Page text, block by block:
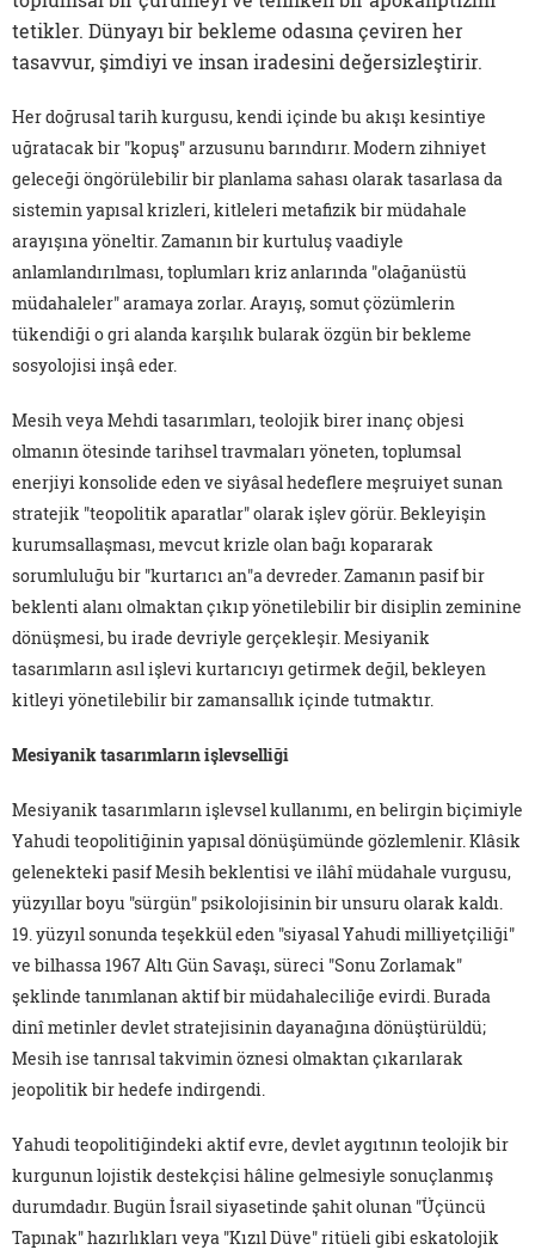
tetikler. Dünyayı bir bekleme odasına çeviren her
tasavvur, şimdiyi ve insan iradesini değersizleştirir.
Her doğrusal tarih kurgusu, kendi içinde bu akışı kesintiye
uğratacak bir "kopuş" arzusunu barındırır. Modern zihniyet
geleceği öngörülebilir bir planlama sahası olarak tasarlasa da
sistemin yapısal krizleri, kitleleri metafizik bir müdahale
arayışına yöneltir. Zamanın bir kurtuluş vaadiyle
anlamlandırılması, toplumları kriz anlarında "olağanüstü
müdahaleler" aramaya zorlar. Arayış, somut çözümlerin
tükendiği o gri alanda karşılık bularak özgün bir bekleme
sosyolojisi inşâ eder.
Mesih veya Mehdi tasarımları, teolojik birer inanç objesi
olmanın ötesinde tarihsel travmaları yöneten, toplumsal
enerjiyi konsolide eden ve siyâsal hedeflere meşruiyet sunan
stratejik "teopolitik aparatlar" olarak işlev görür. Bekleyişin
kurumsallaşması, mevcut krizle olan bağı kopararak
sorumluluğu bir "kurtarıcı an"a devreder. Zamanın pasif bir
beklenti alanı olmaktan çıkıp yönetilebilir bir disiplin zeminine
dönüşmesi, bu irade devriyle gerçekleşir. Mesiyanik
tasarımların asıl işlevi kurtarıcıyı getirmek değil, bekleyen
kitleyi yönetilebilir bir zamansallık içinde tutmaktır.
Mesiyanik tasarımların işlevselliği
Mesiyanik tasarımların işlevsel kullanımı, en belirgin biçimiyle
Yahudi teopolitiğinin yapısal dönüşümünde gözlemlenir. Klâsik
gelenekteki pasif Mesih beklentisi ve ilâhî müdahale vurgusu,
yüzyıllar boyu "sürgün" psikolojisinin bir unsuru olarak kaldı.
19. yüzyıl sonunda teşekkül eden "siyasal Yahudi milliyetçiliği"
ve bilhassa 1967 Altı Gün Savaşı, süreci "Sonu Zorlamak"
şeklinde tanımlanan aktif bir müdahaleciliğe evirdi. Burada
dinî metinler devlet stratejisinin dayanağına dönüştürüldü;
Mesih ise tanrısal takvimin öznesi olmaktan çıkarılarak
jeopolitik bir hedefe indirgendi.
Yahudi teopolitiğindeki aktif evre, devlet aygıtının teolojik bir
kurgunun lojistik destekçisi hâline gelmesiyle sonuçlanmış
durumdadır. Bugün İsrail siyasetinde şahit olunan "Üçüncü
Tapınak" hazırlıkları veya "Kızıl Düve" ritüeli gibi eskatolojik